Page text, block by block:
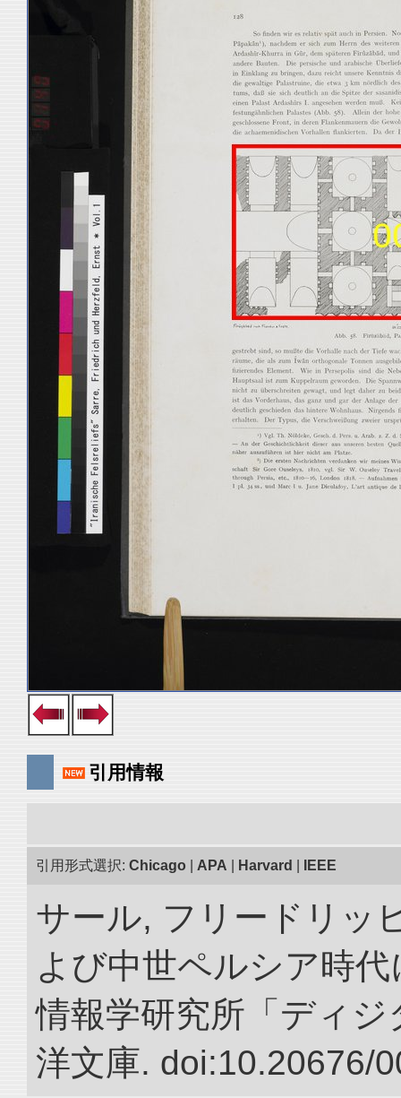
引用情報
引用形式選択: Chicago APA Harvard IEEE
サール, フリードリッ
よび中世ペルシア時
情報学研究所「ディ
洋文庫. doi:10.20676/